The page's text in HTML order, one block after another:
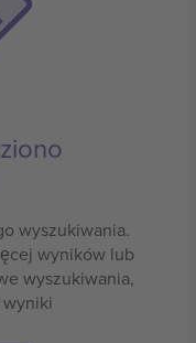
wyszukiwania.
wyników lub
wyszukiwania,